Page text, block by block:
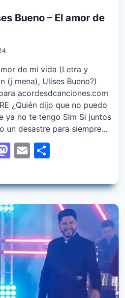
Bueno – El amor de
de mi vida (Letra y
(j mena), Ulises Bueno?)
acordesdcanciones.com
¿Quién dijo que no puedo
ya no te tengo SIm Si juntos
un desastre para siempre…
Mastodon
Email